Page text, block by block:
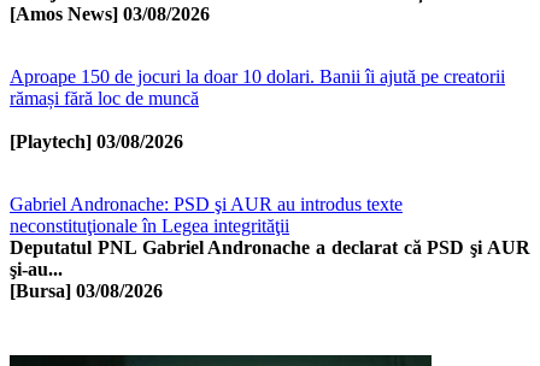
[Amos News] 03/08/2026
Aproape 150 de jocuri la doar 10 dolari. Banii îi ajută pe creatorii
rămași fără loc de muncă
[Playtech] 03/08/2026
Gabriel Andronache: PSD şi AUR au introdus texte
neconstituţionale în Legea integrităţii
Deputatul PNL Gabriel Andronache a declarat că PSD şi AUR
şi-au...
[Bursa] 03/08/2026